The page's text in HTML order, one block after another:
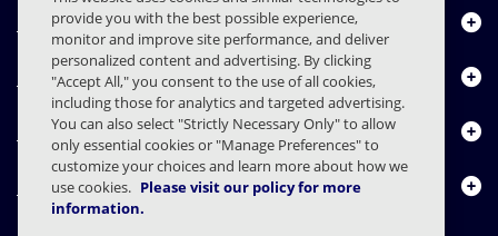
Über uns
Produkte
Ressourcencenter
Kontakt
provide you with the best possible experience,
monitor and improve site performance, and deliver
personalized content and advertising. By clicking
"Accept All," you consent to the use of all cookies,
including those for analytics and targeted advertising.
You can also select "Strictly Necessary Only" to allow
only essential cookies or "Manage Preferences" to
customize your choices and learn more about how we
use cookies. Please visit our policy for more
information.